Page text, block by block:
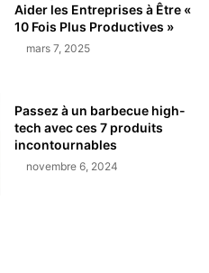
Aider les Entreprises à Être «
10 Fois Plus Productives »
mars 7, 2025
Passez à un barbecue high-
tech avec ces 7 produits
incontournables
novembre 6, 2024